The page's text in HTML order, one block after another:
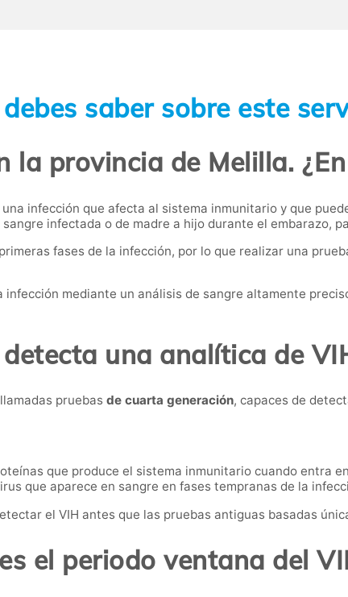
saber sobre este
la provincia de Melilla.
infección que afecta al sistema inmunitario y que
infectada o de madre a hijo durante el embarazo,
fases de la infección, por lo que realizar una
mediante un análisis de sangre altamente
detecta una analítica de
pruebas de cuarta generación, capaces de
que produce el sistema inmunitario cuando entra
que aparece en sangre en fases tempranas de la
el VIH antes que las pruebas antiguas basadas
el periodo ventana del